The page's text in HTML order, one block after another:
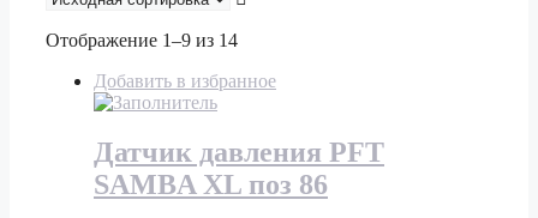
Отображение 1–9 из 14
Добавить в избранное
Датчик давления PFT
SAMBA XL поз 86